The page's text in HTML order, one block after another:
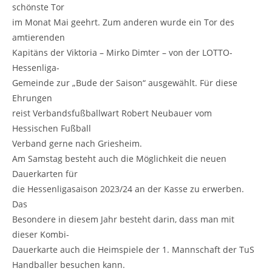
schönste Tor
im Monat Mai geehrt. Zum anderen wurde ein Tor des
amtierenden
Kapitäns der Viktoria – Mirko Dimter – von der LOTTO-
Hessenliga-
Gemeinde zur „Bude der Saison“ ausgewählt. Für diese
Ehrungen
reist Verbandsfußballwart Robert Neubauer vom
Hessischen Fußball
Verband gerne nach Griesheim.
Am Samstag besteht auch die Möglichkeit die neuen
Dauerkarten für
die Hessenligasaison 2023/24 an der Kasse zu erwerben.
Das
Besondere in diesem Jahr besteht darin, dass man mit
dieser Kombi-
Dauerkarte auch die Heimspiele der 1. Mannschaft der TuS
Handballer besuchen kann.